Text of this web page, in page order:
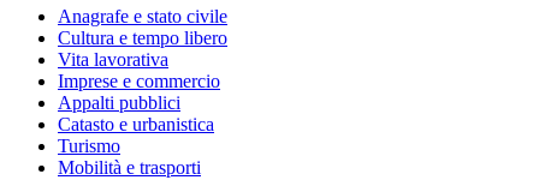
Anagrafe e stato civile
Cultura e tempo libero
Vita lavorativa
Imprese e commercio
Appalti pubblici
Catasto e urbanistica
Turismo
Mobilità e trasporti